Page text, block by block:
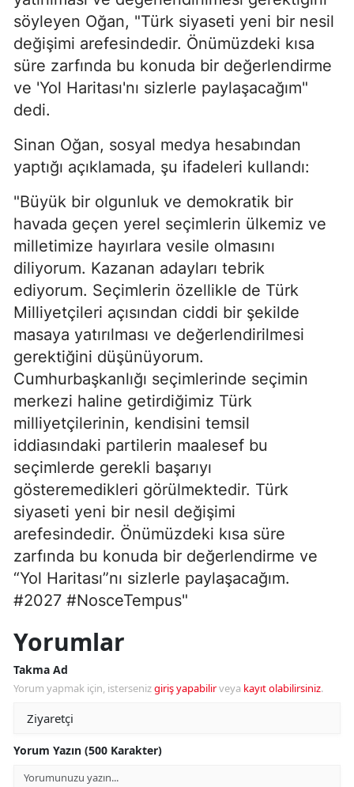
söyleyen Oğan, "Türk siyaseti yeni bir nesil
değişimi arefesindedir. Önümüzdeki kısa
süre zarfında bu konuda bir değerlendirme
ve 'Yol Haritası'nı sizlerle paylaşacağım"
dedi.
Sinan Oğan, sosyal medya hesabından
yaptığı açıklamada, şu ifadeleri kullandı:
"Büyük bir olgunluk ve demokratik bir
havada geçen yerel seçimlerin ülkemiz ve
milletimize hayırlara vesile olmasını
diliyorum. Kazanan adayları tebrik
ediyorum. Seçimlerin özellikle de Türk
Milliyetçileri açısından ciddi bir şekilde
masaya yatırılması ve değerlendirilmesi
gerektiğini düşünüyorum.
Cumhurbaşkanlığı seçimlerinde seçimin
merkezi haline getirdiğimiz Türk
milliyetçilerinin, kendisini temsil
iddiasındaki partilerin maalesef bu
seçimlerde gerekli başarıyı
gösteremedikleri görülmektedir. Türk
siyaseti yeni bir nesil değişimi
arefesindedir. Önümüzdeki kısa süre
zarfında bu konuda bir değerlendirme ve
“Yol Haritası”nı sizlerle paylaşacağım.
#2027 #NosceTempus"
Yorumlar
Takma Ad
Yorum yapmak için, istersenizgiriş yapabilirveya kayıt olabilirsiniz.
Yorum Yazın (500 Karakter)